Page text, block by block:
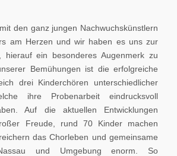
den ganz jungen Nachwuchskünstlern
am Herzen und wir haben es uns zur
hierauf ein besonderes Augenmerk zu
Bemühungen ist die erfolgreiche
drei Kinderchören unterschiedlicher
ihre Probenarbeit eindrucksvoll
Auf die aktuellen Entwicklungen
Freude, rund 70 Kinder machen
das Chorleben und gemeinsame
und Umgebung enorm. So